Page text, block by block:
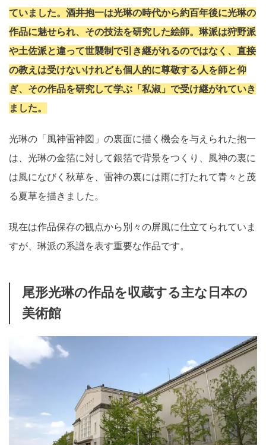
ていました。酒井抱一は光琳の時代から約百年後に光琳の
作品に魅せられ、その技法を研究した絵師。琳派は狩野派
や土佐派と違って世襲制で引き継がれるのではなく、直接
の教えは受けないけれども個人的に尊敬する人を師と仰
ぎ、その作品を研究して学ぶ「私淑」で受け継がれていき
ました。
光琳の「風神雷神図」の裏面に描く機会を与えられた抱一
は、光琳の金箔に対して銀箔で背景をつくり、風神の裏に
は風になびく秋草を、雷神の裏には雨に打たれて青々と茂
る夏草を描きました。
現在は作品保存の観点から別々の屏風に仕立てられていま
すが、琳派の系譜を表す重要な作品です。
尾形光琳の作品を収蔵する主な日本の
美術館